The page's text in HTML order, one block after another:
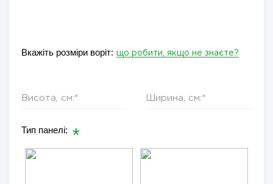
Вкажіть розміри воріт: що робити, якщо не знаєте?
Тип панелі: